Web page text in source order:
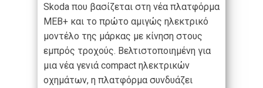
Skoda που βασίζεται στη νέα πλατφόρμα
MEB+ και το πρώτο αμιγώς ηλεκτρικό
μοντέλο της μάρκας με κίνηση στους
εμπρός τροχούς. Βελτιστοποιημένη για
μια νέα γενιά compact ηλεκτρικών
οχημάτων, η πλατφόρμα συνδυάζει